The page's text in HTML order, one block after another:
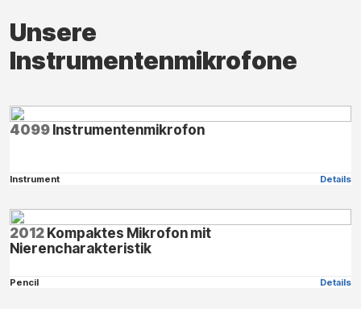
Unsere
Instrumentenmikrofone
4099Instrumentenmikrofon
Instrument Details
2012Kompaktes Mikrofon mit
Nierencharakteristik
Pencil Details